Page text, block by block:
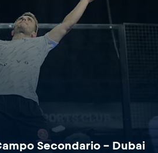
Secondario – Dubai